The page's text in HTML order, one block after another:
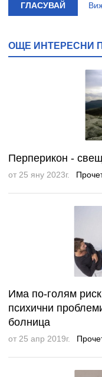
ГЛАСУВАЙ
ОЩЕ ИНТЕРЕСНИ
Перперикон -
от 25 яну 2023г.
Има по-голям
психични
болница
от 25 апр 2019г.